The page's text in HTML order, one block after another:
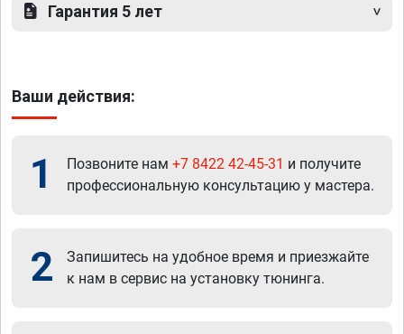
Гарантия 5 лет
Ваши действия:
1 Позвоните нам +7 8422 42-45-31 и получите
профессиональную консультацию у мастера.
2
Запишитесь на удобное время и приезжайте
к нам в сервис на установку тюнинга.